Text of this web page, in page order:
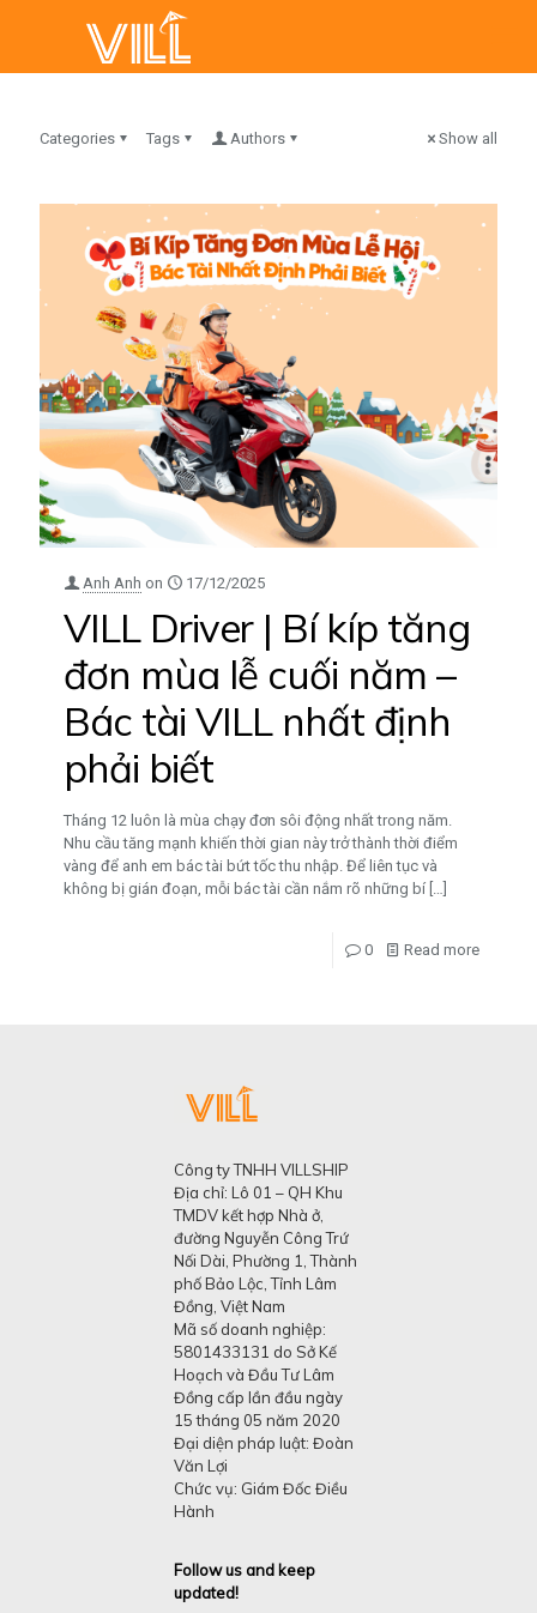
Categories Tags Authors Show all
Anh Anh on 17/12/2025
VILL Driver | Bí kíp tăng
đơn mùa lễ cuối năm –
Bác tài VILL nhất định
phải biết
Tháng 12 luôn là mùa chạy đơn sôi động nhất trong năm.
Nhu cầu tăng mạnh khiến thời gian này trở thành thời điểm
vàng để anh em bác tài bứt tốc thu nhập. Để liên tục và
không bị gián đoạn, mỗi bác tài cần nắm rõ những bí
0 Read more
Công ty TNHH VILLSHIP
Địa chỉ: Lô 01 – QH Khu
TMDV kết hợp Nhà ở,
đường Nguyễn Công Trứ
Nối Dài, Phường 1, Thành
phố Bảo Lộc, Tỉnh Lâm
Đồng, Việt Nam
Mã số doanh nghiệp:
5801433131 do Sở Kế
Hoạch và Đầu Tư Lâm
Đồng cấp lần đầu ngày
15 tháng 05 năm 2020
Đại diện pháp luật: Đoàn
Văn Lợi
Chức vụ: Giám Đốc Điều
Hành
Follow us and keep
updated!